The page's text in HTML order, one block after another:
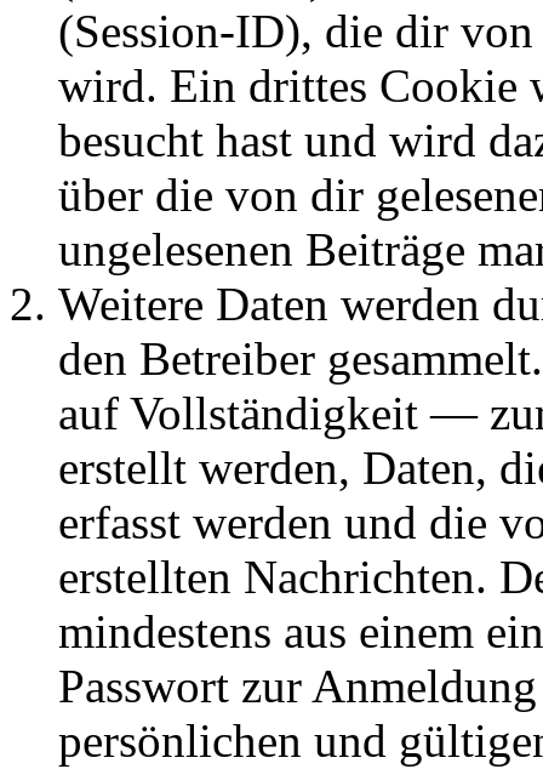
(Session-ID), die dir
wird. Ein drittes Cookie
besucht hast und wird
über die von dir
ungelesenen Beiträge
Weitere Daten werden
den Betreiber
auf Vollständigkeit —
erstellt werden, Daten,
erfasst werden und die
erstellten Nachrichten.
mindestens aus einem
Passwort zur
persönlichen und